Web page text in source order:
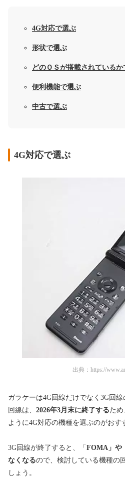
4G対応で選ぶ
形状で選ぶ
どのＯＳが搭載されているか
便利機能で選ぶ
中古で選ぶ
4G対応で選ぶ
出典： https://
ガラケーは4G回線だけでなく3G回
回線は、 2026年3月末に終了するた
ように4G対応の機種を選ぶのがおす
3G回線が終了すると、「 FOMA」や
なくなるので、検討している機種の
しょう。